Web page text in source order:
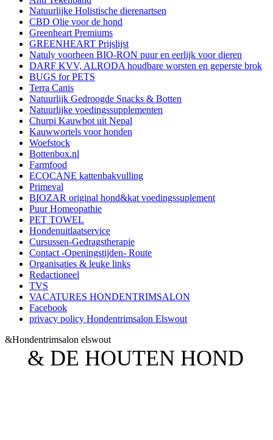
Natuurlijke Holistische dierenartsen
CBD Olie voor de hond
Greenheart Premiums
GREENHEART Prijslijst
Natuly voorheen BIO-RON puur en eerlijk voor dieren
DARF KVV, ALRODA houdbare worsten en geperste brok
BUGS for PETS
Terra Canis
Natuurlijk Gedroogde Snacks & Botten
Natuurlijke voedingssupplementen
Churpi Kauwbot uit Nepal
Kauwwortels voor honden
Woefstock
Bottenbox.nl
Farmfood
ECOCANE kattenbakvulling
Primeval
BIOZAR original hond&kat voedingssuplement
Puur Homeopathie
PET TOWEL
Hondenuitlaatservice
Cursussen-Gedragstherapie
Contact -Openingstijden- Route
Organisaties & leuke links
Redactioneel
TVS
VACATURES HONDENTRIMSALON
Facebook
privacy policy Hondentrimsalon Elswout
&Hondentrimsalon elswout
& DE HOUTEN HOND